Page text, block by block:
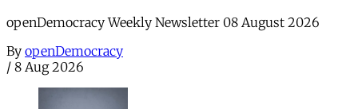
openDemocracy Weekly Newsletter 08 August 2026
By openDemocracy
/ 8 Aug 2026